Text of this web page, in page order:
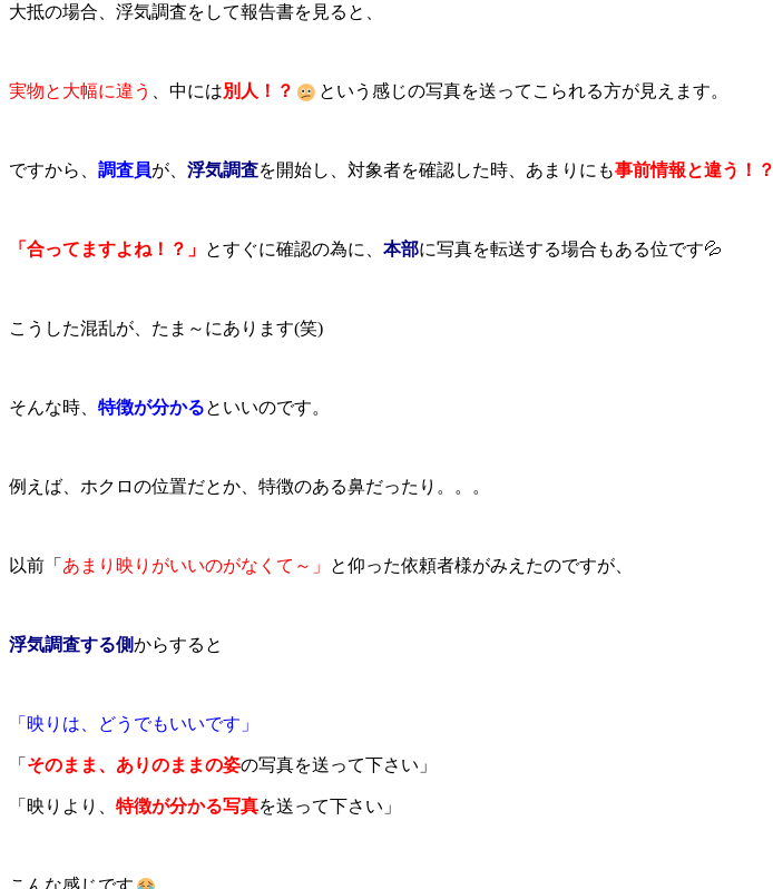
大抵の場合、浮気調査をして報告書を見ると、
実物と大幅に違う 、中には別人！？ という感じの写真を送ってこられる方が見えます。
ですから、 調査員が、 浮気調査を開始し、対象者を確認した時、あまりにも事前情報と違う！？
「合ってますよね！？」 とすぐに確認の為に、 本部に写真を転送する場合もある位です💦
こうした混乱が、たま～にあります(笑)
そんな時、 特徴が分かるといいのです。
例えば、ホクロの位置だとか、特徴のある鼻だったり。。。
以前「 あまり映りがいいのがなくて～」 と仰った依頼者様がみえたのですが、
浮気調査する側からすると
「映りは、どうでもいいです」
「 そのまま、ありのままの姿の写真を送って下さい」
「映りより、 特徴が分かる写真を送って下さい」
こんな感じです